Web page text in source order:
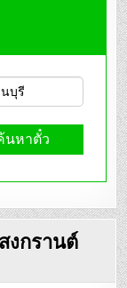
นหาตั๋ว
งกรานต์